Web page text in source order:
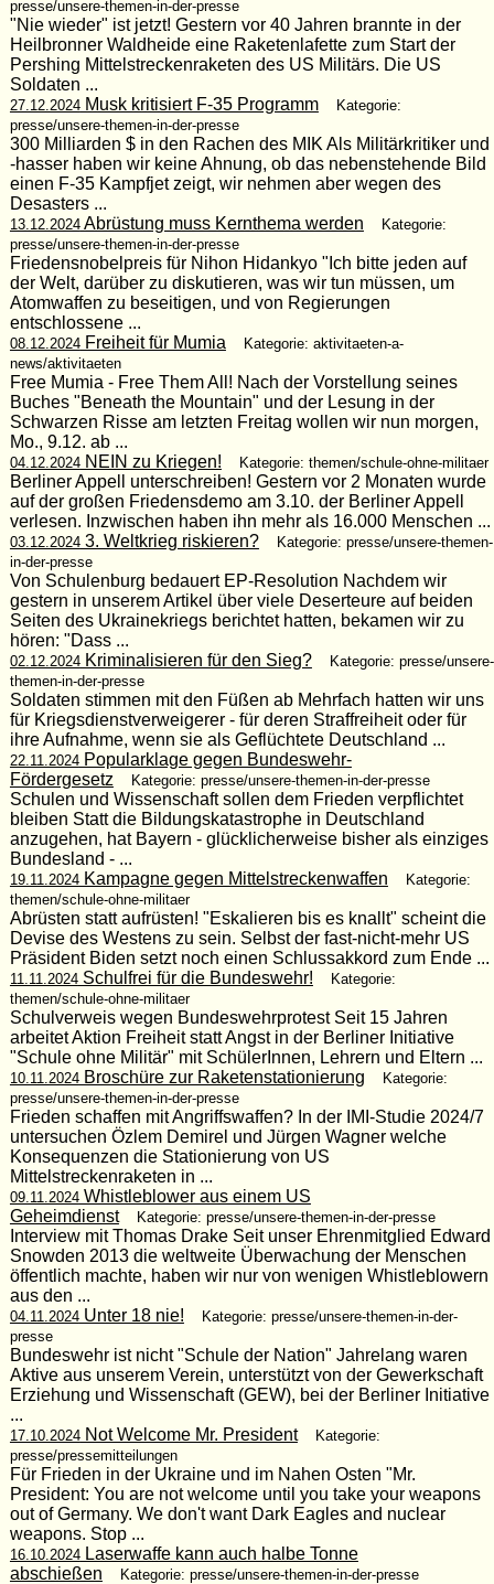
presse/unsere-themen-in-der-presse
"Nie wieder" ist jetzt! Gestern vor 40 Jahren brannte in der
Heilbronner Waldheide eine Raketenlafette zum Start der
Pershing Mittelstreckenraketen des US Militärs. Die US
Soldaten ...
27.12.2024Musk kritisiert F-35 Programm
Kategorie:
presse/unsere-themen-in-der-presse
300 Milliarden $ in den Rachen des MIK Als Militärkritiker und
-hasser haben wir keine Ahnung, ob das nebenstehende Bild
einen F-35 Kampfjet zeigt, wir nehmen aber wegen des
Desasters ...
13.12.2024Abrüstung muss Kernthema werden
Kategorie:
presse/unsere-themen-in-der-presse
Friedensnobelpreis für Nihon Hidankyo "Ich bitte jeden auf
der Welt, darüber zu diskutieren, was wir tun müssen, um
Atomwaffen zu beseitigen, und von Regierungen
entschlossene ...
08.12.2024Freiheit für Mumia
Kategorie: aktivitaeten-a-
news/aktivitaeten
Free Mumia - Free Them All! Nach der Vorstellung seines
Buches "Beneath the Mountain" und der Lesung in der
Schwarzen Risse am letzten Freitag wollen wir nun morgen,
Mo., 9.12. ab ...
04.12.2024NEIN zu Kriegen! Kategorie: themen/schule-ohne-militaer
Berliner Appell unterschreiben! Gestern vor 2 Monaten wurde
auf der großen Friedensdemo am 3.10. der Berliner Appell
verlesen. Inzwischen haben ihn mehr als 16.000 Menschen ...
03.12.20243. Weltkrieg riskieren?
Kategorie: presse/unsere-themen-
in-der-presse
Von Schulenburg bedauert EP-Resolution Nachdem wir
gestern in unserem Artikel über viele Deserteure auf beiden
Seiten des Ukrainekriegs berichtet hatten, bekamen wir zu
hören: "Dass ...
02.12.2024Kriminalisieren für den Sieg?
Kategorie: presse/unsere-
themen-in-der-presse
Soldaten stimmen mit den Füßen ab Mehrfach hatten wir uns
für Kriegsdienstverweigerer - für deren Straffreiheit oder für
ihre Aufnahme, wenn sie als Geflüchtete Deutschland ...
22.11.2024Popularklage gegen Bundeswehr-
Fördergesetz
Kategorie: presse/unsere-themen-in-der-presse
Schulen und Wissenschaft sollen dem Frieden verpflichtet
bleiben Statt die Bildungskatastrophe in Deutschland
anzugehen, hat Bayern - glücklicherweise bisher als einziges
Bundesland - ...
19.11.2024Kampagne gegen Mittelstreckenwaffen
Kategorie:
themen/schule-ohne-militaer
Abrüsten statt aufrüsten! "Eskalieren bis es knallt" scheint die
Devise des Westens zu sein. Selbst der fast-nicht-mehr US
Präsident Biden setzt noch einen Schlussakkord zum Ende ...
11.11.2024Schulfrei für die Bundeswehr!
Kategorie:
themen/schule-ohne-militaer
Schulverweis wegen Bundeswehrprotest Seit 15 Jahren
arbeitet Aktion Freiheit statt Angst in der Berliner Initiative
"Schule ohne Militär" mit SchülerInnen, Lehrern und Eltern ...
10.11.2024Broschüre zur Raketenstationierung
Kategorie:
presse/unsere-themen-in-der-presse
Frieden schaffen mit Angriffswaffen? In der IMI-Studie 2024/7
untersuchen Özlem Demirel und Jürgen Wagner welche
Konsequenzen die Stationierung von US
Mittelstreckenraketen in ...
09.11.2024Whistleblower aus einem US
Geheimdienst
Kategorie: presse/unsere-themen-in-der-presse
Interview mit Thomas Drake Seit unser Ehrenmitglied Edward
Snowden 2013 die weltweite Überwachung der Menschen
öffentlich machte, haben wir nur von wenigen Whistleblowern
aus den ...
04.11.2024Unter 18 nie!
Kategorie: presse/unsere-themen-in-der-
presse
Bundeswehr ist nicht "Schule der Nation" Jahrelang waren
Aktive aus unserem Verein, unterstützt von der Gewerkschaft
Erziehung und Wissenschaft (GEW), bei der Berliner Initiative
...
17.10.2024Not Welcome Mr. President
Kategorie:
presse/pressemitteilungen
Für Frieden in der Ukraine und im Nahen Osten "Mr.
President: You are not welcome until you take your weapons
out of Germany. We don't want Dark Eagles and nuclear
weapons. Stop ...
16.10.2024Laserwaffe kann auch halbe Tonne
abschießen
Kategorie: presse/unsere-themen-in-der-presse